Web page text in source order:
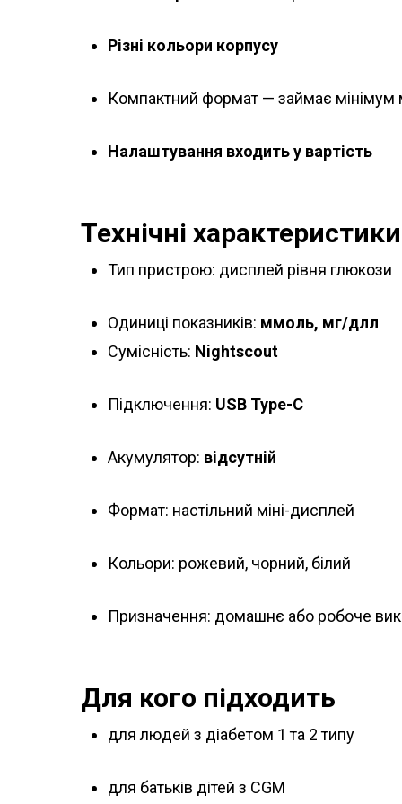
Різні кольори корпусу
Компактний формат — займає мінімум
Налаштування входить у вартість
Технічні характеристики
Тип пристрою: дисплей рівня глюкози
Одиниці показників: ммоль, мг/длл
Сумісність: Nightscout
Підключення: USB Type-C
Акумулятор: відсутній
Формат: настільний міні-дисплей
Кольори: рожевий, чорний, білий
Призначення: домашнє або робоче
Для кого підходить
для людей з діабетом 1 та 2 типу
для батьків дітей з CGM